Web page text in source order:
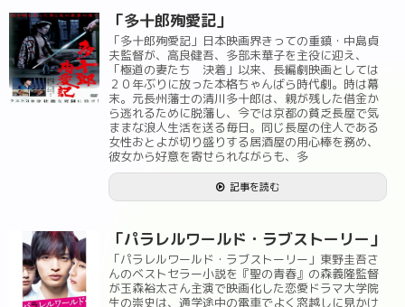
「多十郎殉愛記」
「多十郎殉愛記」日本映画界きっての重鎮・中島貞
夫監督が、高良健吾、多部未華子を主役に迎え、
「極道の妻たち 決着」以来、長編劇映画としては
２０年ぶりに放った本格ちゃんばら時代劇。時は幕
末。元長州藩士の清川多十郎は、親が残した借金か
ら逃れるために脱藩し、今では京都の貧乏長屋で気
ままな浪人生活を送る毎日。同じ長屋の住人である
女性おとよが切り盛りする居酒屋の用心棒を務め、
彼女から好意を寄せられながらも、多
記事を読む
「パラレルワールド・ラブストーリー」
「パラレルワールド・ラブストーリー」東野圭吾さ
んのベストセラー小説を『聖の青春』の森義隆監督
が玉森裕太さん主演で映画化した恋愛ドラマ大学院
生の崇史は、通学途中の電車でよく窓越しに見かけ